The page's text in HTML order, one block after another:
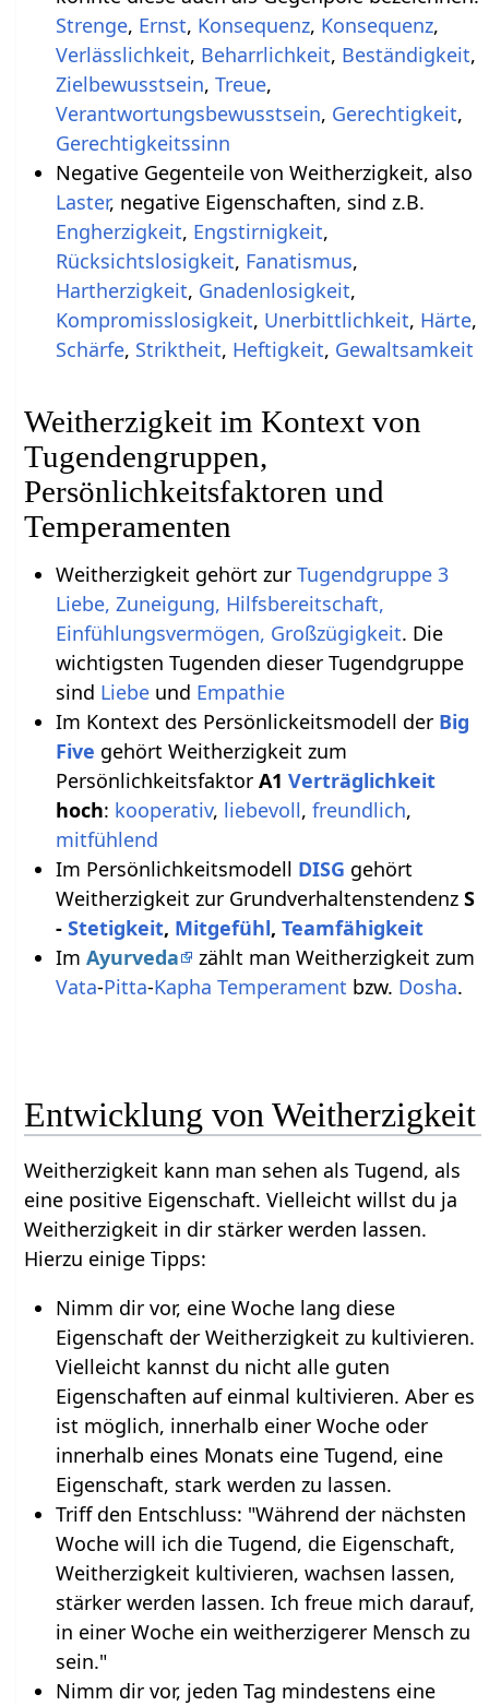
Strenge, Ernst, Konsequenz, Konsequenz,
Verlässlichkeit, Beharrlichkeit, Beständigkeit,
Zielbewusstsein, Treue,
Verantwortungsbewusstsein, Gerechtigkeit,
Gerechtigkeitssinn
Negative Gegenteile von Weitherzigkeit, also
Laster, negative Eigenschaften, sind z.B.
Engherzigkeit, Engstirnigkeit,
Rücksichtslosigkeit, Fanatismus,
Hartherzigkeit, Gnadenlosigkeit,
Kompromisslosigkeit, Unerbittlichkeit, Härte,
Schärfe, Striktheit, Heftigkeit, Gewaltsamkeit
Weitherzigkeit im Kontext von
Tugendengruppen,
Persönlichkeitsfaktoren und
Temperamenten
Weitherzigkeit gehört zur Tugendgruppe 3
Liebe, Zuneigung, Hilfsbereitschaft,
Einfühlungsvermögen, Großzügigkeit. Die
wichtigsten Tugenden dieser Tugendgruppe
sind Liebeund Empathie
Im Kontext des Persönlickeitsmodell der Big
Five gehört Weitherzigkeit zum
Persönlichkeitsfaktor A1 Verträglichkeit
hoch: kooperativ, liebevoll, freundlich,
mitfühlend
Im Persönlichkeitsmodell DISG gehört
Weitherzigkeit zur Grundverhaltenstendenz S
- Stetigkeit, Mitgefühl, Teamfähigkeit
Im Ayurveda
zählt man Weitherzigkeit zum
Vata-Pitta-Kapha Temperament bzw. Dosha.
Entwicklung von Weitherzigkeit
Weitherzigkeit kann man sehen als Tugend, als
eine positive Eigenschaft. Vielleicht willst du ja
Weitherzigkeit in dir stärker werden lassen.
Hierzu einige Tipps:
Nimm dir vor, eine Woche lang diese
Eigenschaft der Weitherzigkeit zu kultivieren.
Vielleicht kannst du nicht alle guten
Eigenschaften auf einmal kultivieren. Aber es
ist möglich, innerhalb einer Woche oder
innerhalb eines Monats eine Tugend, eine
Eigenschaft, stark werden zu lassen.
Triff den Entschluss: "Während der nächsten
Woche will ich die Tugend, die Eigenschaft,
Weitherzigkeit kultivieren, wachsen lassen,
stärker werden lassen. Ich freue mich darauf,
in einer Woche ein weitherzigerer Mensch zu
sein."
Nimm dir vor, jeden Tag mindestens eine